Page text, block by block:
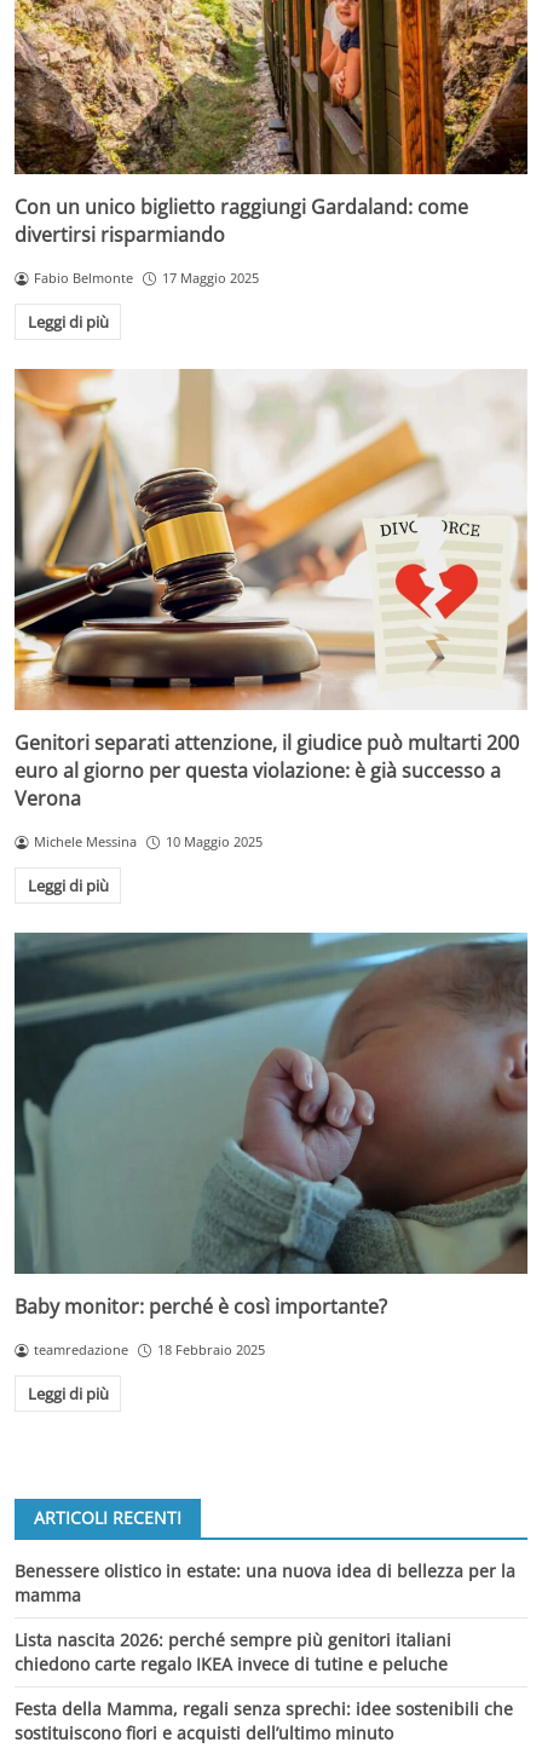
Con un unico biglietto raggiungi Gardaland: come
divertirsi risparmiando
Fabio Belmonte 17 Maggio 2025
Leggi di più
Genitori separati attenzione, il giudice può multarti 200
euro al giorno per questa violazione: è già successo a
Verona
Michele Messina 10 Maggio 2025
Leggi di più
Baby monitor: perché è così importante?
teamredazione 18 Febbraio 2025
Leggi di più
ARTICOLI RECENTI
Benessere olistico in estate: una nuova idea di bellezza per la
mamma
Lista nascita 2026: perché sempre più genitori italiani
chiedono carte regalo IKEA invece di tutine e peluche
Festa della Mamma, regali senza sprechi: idee sostenibili che
sostituiscono fiori e acquisti dell’ultimo minuto